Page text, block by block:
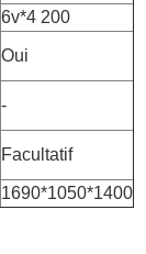
6v*4 200
Oui
-
Facultatif
1690*1050*1400